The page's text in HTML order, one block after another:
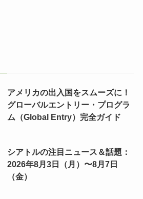
アメリカの出入国をスムーズに！
グローバルエントリー・プログラ
ム（Global Entry）完全ガイド
シアトルの注目ニュース＆話題：
2026年8月3日（月）〜8月7日
（金）